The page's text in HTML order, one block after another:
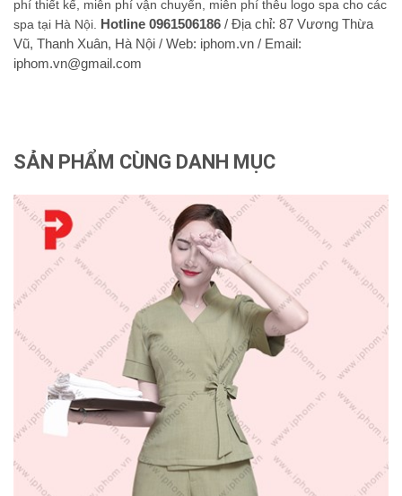
phí thiết kế, miễn phí vận chuyển, miễn phí thêu logo spa cho các
spa tại Hà Nội.
Hotline 0961506186 / Địa chỉ: 87 Vương Thừa
Vũ, Thanh Xuân, Hà Nội / Web: iphom.vn / Email:
iphom.vn@gmail.com
SẢN PHẨM CÙNG DANH MỤC